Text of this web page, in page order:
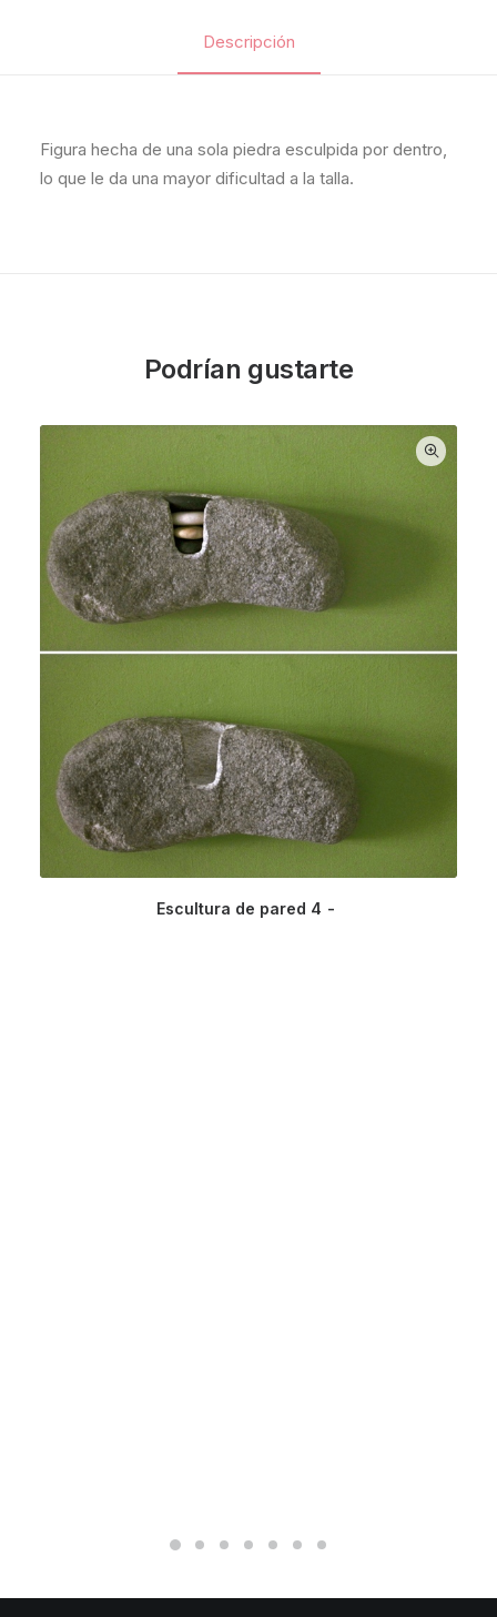
Descripción
Figura hecha de una sola piedra esculpida por dentro,
lo que le da una mayor dificultad a la talla.
Podrían gustarte
Escultura de pared 4